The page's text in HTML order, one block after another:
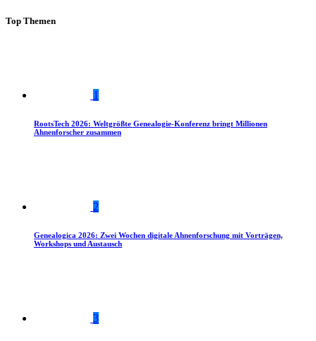
Top Themen
1
RootsTech 2026: Weltgrößte Genealogie-Konferenz bringt Millionen
Ahnenforscher zusammen
2
Genealogica 2026: Zwei Wochen digitale Ahnenforschung mit Vorträgen,
Workshops und Austausch
3